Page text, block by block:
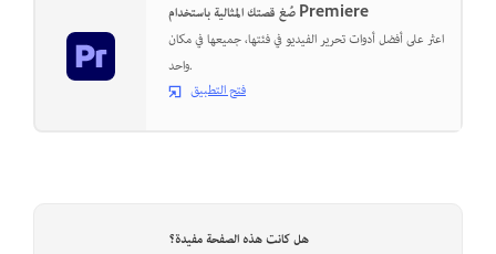
صُغ قصتك المثالية باستخدام Premiere
اعثر على أفضل أدوات تحرير الفيديو في فئتها، جميعها في مكان
واحد.
فتح التطبيق
هل كانت هذه الصفحة مفيدة؟